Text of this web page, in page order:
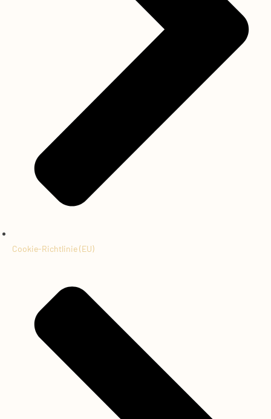
Cookie-Richtlinie (EU)